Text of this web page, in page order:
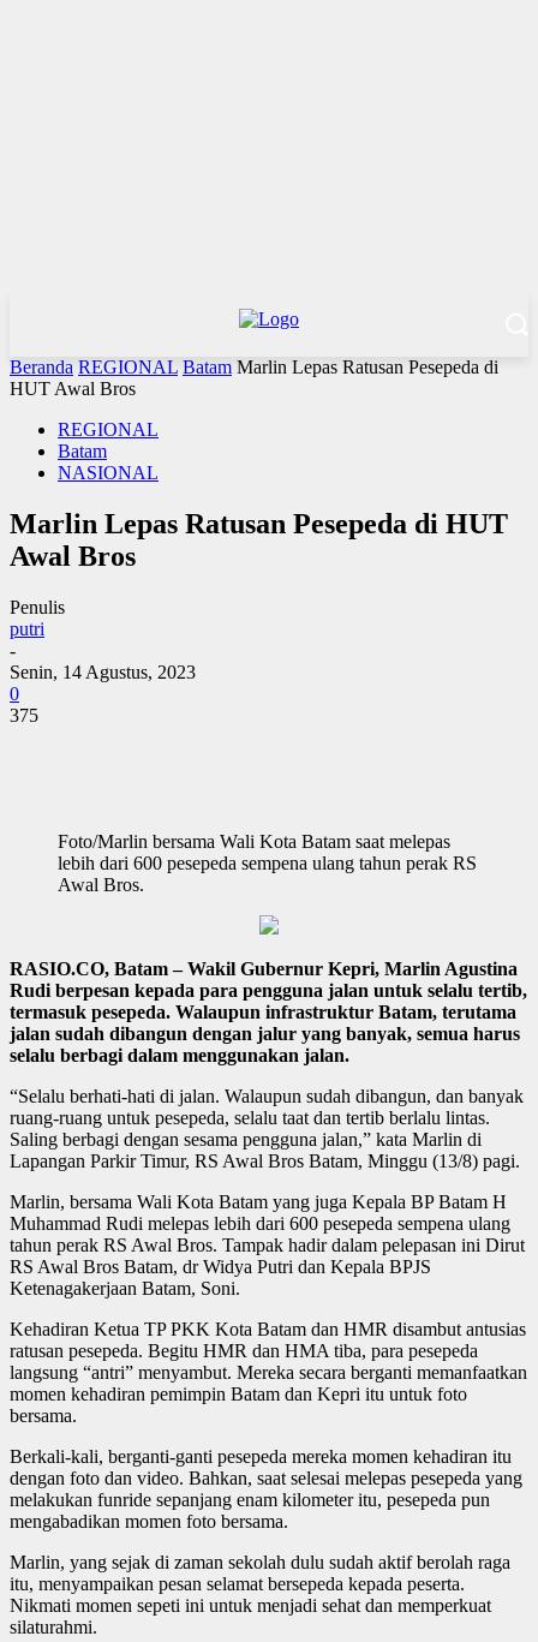
Beranda REGIONAL Batam Marlin Lepas Ratusan Pesepeda di
HUT Awal Bros
REGIONAL
Batam
NASIONAL
Marlin Lepas Ratusan Pesepeda di HUT
Awal Bros
Penulis
putri
-
Senin, 14 Agustus, 2023
0
375
Foto/Marlin bersama Wali Kota Batam saat melepas
lebih dari 600 pesepeda sempena ulang tahun perak RS
Awal Bros.
RASIO.CO, Batam – Wakil Gubernur Kepri, Marlin Agustina
Rudi berpesan kepada para pengguna jalan untuk selalu tertib,
termasuk pesepeda. Walaupun infrastruktur Batam, terutama
jalan sudah dibangun dengan jalur yang banyak, semua harus
selalu berbagi dalam menggunakan jalan.
“Selalu berhati-hati di jalan. Walaupun sudah dibangun, dan banyak
ruang-ruang untuk pesepeda, selalu taat dan tertib berlalu lintas.
Saling berbagi dengan sesama pengguna jalan,” kata Marlin di
Lapangan Parkir Timur, RS Awal Bros Batam, Minggu (13/8) pagi.
Marlin, bersama Wali Kota Batam yang juga Kepala BP Batam H
Muhammad Rudi melepas lebih dari 600 pesepeda sempena ulang
tahun perak RS Awal Bros. Tampak hadir dalam pelepasan ini Dirut
RS Awal Bros Batam, dr Widya Putri dan Kepala BPJS
Ketenagakerjaan Batam, Soni.
Kehadiran Ketua TP PKK Kota Batam dan HMR disambut antusias
ratusan pesepeda. Begitu HMR dan HMA tiba, para pesepeda
langsung “antri” menyambut. Mereka secara berganti memanfaatkan
momen kehadiran pemimpin Batam dan Kepri itu untuk foto
bersama.
Berkali-kali, berganti-ganti pesepeda mereka momen kehadiran itu
dengan foto dan video. Bahkan, saat selesai melepas pesepeda yang
melakukan funride sepanjang enam kilometer itu, pesepeda pun
mengabadikan momen foto bersama.
Marlin, yang sejak di zaman sekolah dulu sudah aktif berolah raga
itu, menyampaikan pesan selamat bersepeda kepada peserta.
Nikmati momen sepeti ini untuk menjadi sehat dan memperkuat
silaturahmi.